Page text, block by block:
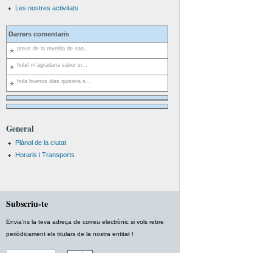
Les nostres activitats
Darrers comentaris
preus de la revetlla de san...
hola! m'agradaria saber si...
hola buenos dias quisiera s...
General
Plànol de la ciutat
Horaris i Transports
Subscriu-te
Envia'ns la teva adreça de correu electrònic si vols rebre
periòdicament els titulars de la nostra entitat !